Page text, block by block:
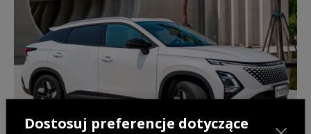
Dostosuj preferencje dotyczące